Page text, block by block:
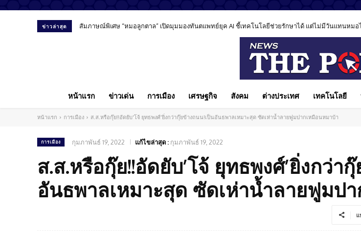
ข่าวล่าสุด สัมภาษณ์พิเศษ “หมอลูกตาล” เปิดมุมมองทันตแพทย์ยุค AI ชี้เทคโนโลยีช่วยรักษาได้ แต่ไม่มีวันแทนหม
หน้าแรก ข่าวเด่น การเมือง เศรษฐกิจ สังคม ต่างประเทศ เทคโนโลยี
หน้าแรก การเมือง ส.ส.หรือกุ๊ย!!อัดยับ'โจ้ ยุทธพงศ์'ยิ่งกว่ากุ๊ยข้างถนน!เป็นอันธพาลเหมาะสุด ซัดเห่าน้ำลายฟูมปากเหมือนหมาบ้า
การเมือง กุมภาพันธ์ 19, 2022 แก้ไขล่าสุด : กุมภาพันธ์ 19, 2022
ส.ส.หรือกุ๊ย!!อัดยับ’โจ้ ยุทธพงศ์’ยิ่งกว่า
อันธพาลเหมาะสุด ซัดเห่าน้ำลายฟูมป
แ